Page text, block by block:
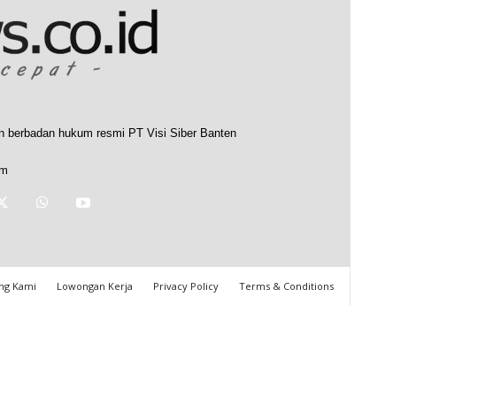
berbadan hukum resmi PT Visi Siber Banten
Kami Lowongan Kerja Privacy Policy Terms & Conditions